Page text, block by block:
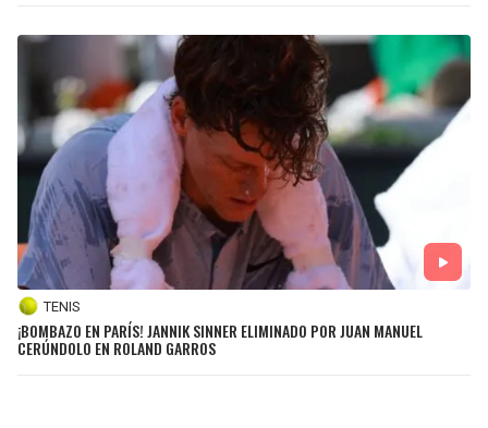
TENIS
¡BOMBAZO EN PARÍS! JANNIK SINNER ELIMINADO POR JUAN MANUEL
CERÚNDOLO EN ROLAND GARROS